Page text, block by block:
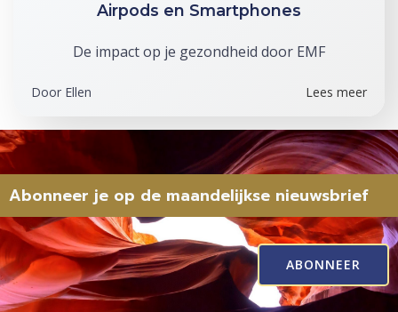
Airpods en Smartphones
De impact op je gezondheid door EMF
Door Ellen Lees meer
Abonneer je op de maandelijkse nieuwsbrief
ABONNEER